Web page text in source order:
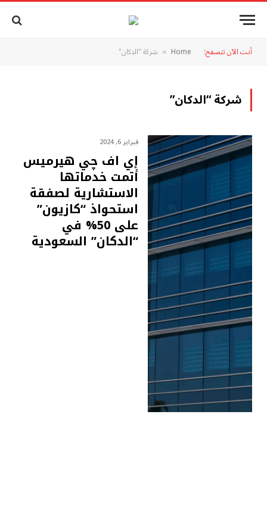
أنت الآن تتصفح: Home
» شركة "الدكان"
شركة “الدكان”
فبراير 6, 2024
إي اف چي هيرميس
أتمت خدماتها
الاستشارية لصفقة
استحواذ “كازيون”
على 50% في
“الدكان” السعودية